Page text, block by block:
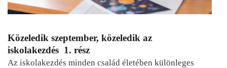
Közeledik szeptember, közeledik az
iskolakezdés 1. rész
Az iskolakezdés minden család életében különleges